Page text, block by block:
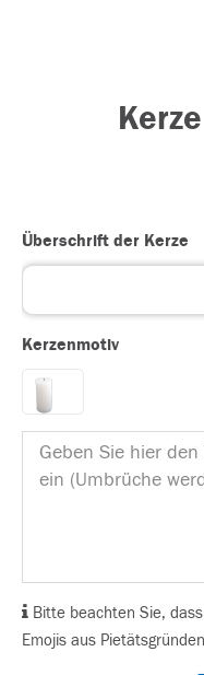
Überschrift der Kerze
Kerzenmotiv
Bitte beachten Sie,
Emojis aus